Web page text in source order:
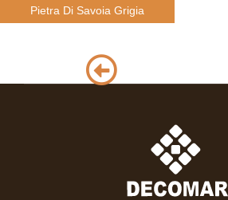
Pietra Di Savoia Grigia